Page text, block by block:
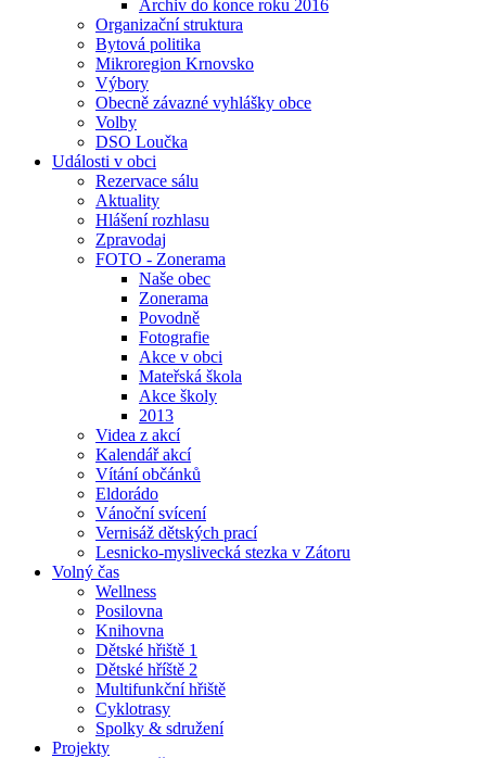
Archiv do konce roku 2016
Organizační struktura
Bytová politika
Mikroregion Krnovsko
Výbory
Obecně závazné vyhlášky obce
Volby
DSO Loučka
Události v obci
Rezervace sálu
Aktuality
Hlášení rozhlasu
Zpravodaj
FOTO - Zonerama
Naše obec
Zonerama
Povodně
Fotografie
Akce v obci
Mateřská škola
Akce školy
2013
Videa z akcí
Kalendář akcí
Vítání občánků
Eldorádo
Vánoční svícení
Vernisáž dětských prací
Lesnicko-myslivecká stezka v Zátoru
Volný čas
Wellness
Posilovna
Knihovna
Dětské hřiště 1
Dětské hříště 2
Multifunkční hřiště
Cyklotrasy
Spolky & sdružení
Projekty